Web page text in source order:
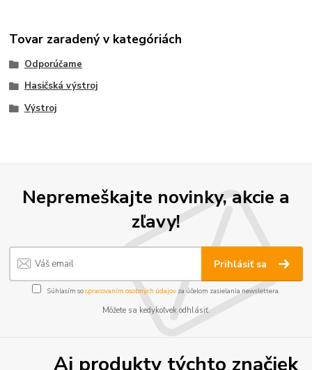
Tovar zaradený v kategóriách
Odporúčame
Hasičská výstroj
Výstroj
Nepremeškajte novinky, akcie a
zľavy!
Prihlásiť sa
Súhlasím sospracovaním osobných údajov za účelom zasielania newslettera.
Môžete sa kedykoľvek odhlásiť.
Aj produkty týchto značiek